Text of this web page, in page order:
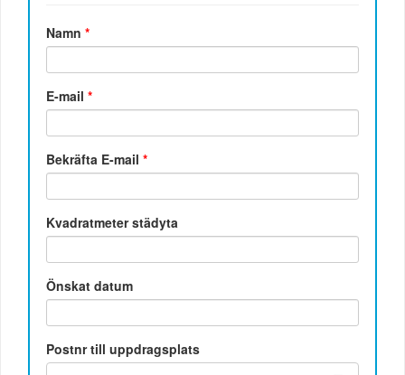
Namn*
E-mail*
Bekräfta E-mail*
Kvadratmeter städyta
Önskat datum
Postnr till uppdragsplats